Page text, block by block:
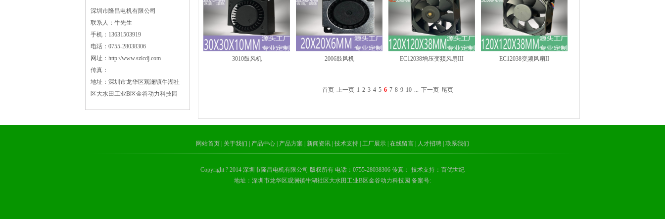
深圳市隆昌电机有限公司
联系人：牛先生
手机：13631503919
电话：0755-28038306
网址：http://www.szlcdj.com
传真：
地址：深圳市龙华区观澜镇牛湖社
区大水田工业B区金谷动力科技园
3010鼓风机 2006鼓风机 EC12038增压变频风扇III EC12038变频风扇II
首页 上一页 1 2 3 4 5 6 7 8 9 10 ... 下一页 尾页
网站首页 | 关于我们 | 产品中心 | 产品方案 | 新闻资讯 | 技术支持 | 工厂展示 | 在线留言 | 人才招聘 | 联系我们
Copyright ? 2014 深圳市隆昌电机有限公司 版权所有 电话：0755-28038306 传真： 技术支持：百优世纪
地址：深圳市龙华区观澜镇牛湖社区大水田工业B区金谷动力科技园 备案号: